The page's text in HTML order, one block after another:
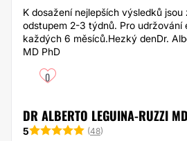
K dosažení nejlepších výsledků
odstupem 2-3 týdnů. Pro udržování
každých 6 měsíců.Hezký denDr.
MD PhD
0
DR ALBERTO LEGUINA-RUZZI
5 (48)